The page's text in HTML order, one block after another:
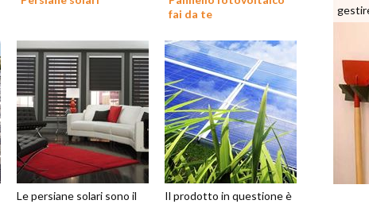
Le persiane solari sono il
fai da te
Il prodotto in questione è